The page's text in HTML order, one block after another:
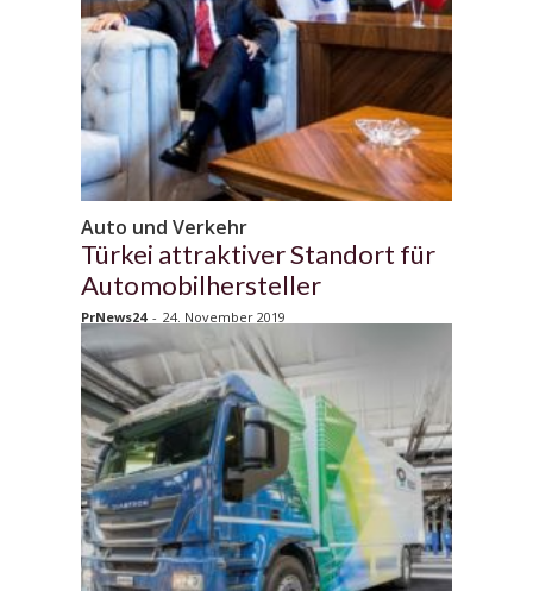
Auto und Verkehr
Türkei attraktiver Standort für
Automobilhersteller
PrNews24 - 24. November 2019